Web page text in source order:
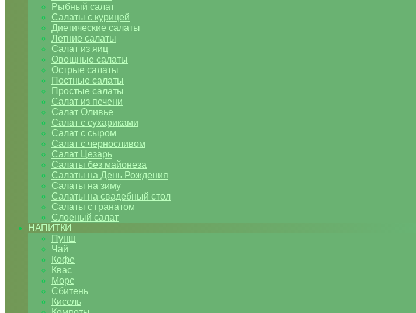
Рыбный салат
Салаты с курицей
Диетические салаты
Летние салаты
Салат из яиц
Овощные салаты
Острые салаты
Постные салаты
Простые салаты
Салат из печени
Салат Оливье
Салат с сухариками
Салат с сыром
Салат с черносливом
Салат Цезарь
Салаты без майонеза
Салаты на День Рождения
Салаты на зиму
Салаты на свадебный стол
Салаты с гранатом
Слоеный салат
НАПИТКИ
Пунш
Чай
Кофе
Квас
Морс
Сбитень
Кисель